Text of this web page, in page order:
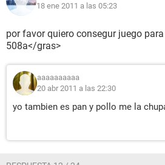
18 ene 2011 a las 05:23
por favor quiero consegur juego
508a</gras>
aaaaaaaaaa
20 abr 2011 a las 22:30
yo tambien es pan y pollo me la